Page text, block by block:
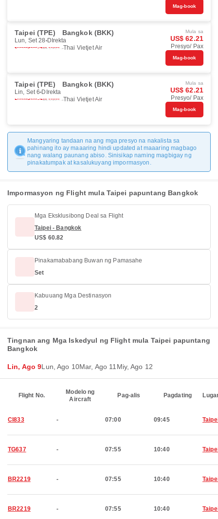
Mag-book
Taipei (TPE) Bangkok (BKK)
Lun, Set 28 DIrekta
Thai Vietjet Air
Mula sa
US$ 62.21
Presyo/ Pax
Mag-book
Taipei (TPE) Bangkok (BKK)
Lin, Set 6 DIrekta
Thai Vietjet Air
Mula sa
US$ 62.21
Presyo/ Pax
Mag-book
Mangyaring tandaan na ang mga presyo na nakalista sa
pahinang ito ay maaaring hindi updated at maaaring magbago
nang walang paunang abiso. Sinisikap naming magbigay ng
pinakatumpak at kasalukuyang impormasyon.
Impormasyon ng Flight mula Taipei papuntang Bangkok
Mga Eksklusibong Deal sa Flight
Taipei - Bangkok
US$ 60.82
Pinakamababang Buwan ng Pamasahe
Set
Kabuuang Mga Destinasyon
2
Tingnan ang Mga Iskedyul ng Flight mula Taipei papuntang
Bangkok
Lin, Ago 9Lun, Ago 10Mar, Ago 11 Miy, Ago 12
Flight No.
Modelo ng
Aircraft
Pag-alis Pagdating
CI833 - 07:00 09:45
TG637 - 07:55 10:40
BR2219 - 07:55 10:40
BR2219 - 07:55 10:40